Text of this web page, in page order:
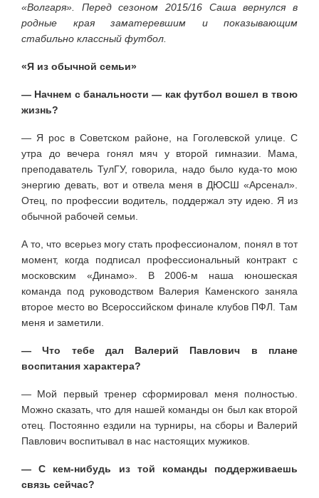
«Волгаря». Перед сезоном 2015/16 Саша вернулся в
родные края заматеревшим и показывающим
стабильно классный футбол.
«Я из обычной семьи»
— Начнем с банальности — как футбол вошел в твою
жизнь?
— Я рос в Советском районе, на Гоголевской улице. С
утра до вечера гонял мяч у второй гимназии. Мама,
преподаватель ТулГУ, говорила, надо было куда-то мою
энергию девать, вот и отвела меня в ДЮСШ «Арсенал».
Отец, по профессии водитель, поддержал эту идею. Я из
обычной рабочей семьи.
А то, что всерьез могу стать профессионалом, понял в тот
момент, когда подписал профессиональный контракт с
московским «Динамо». В 2006-м наша юношеская
команда под руководством Валерия Каменского заняла
второе место во Всероссийском финале клубов ПФЛ. Там
меня и заметили.
— Что тебе дал Валерий Павлович в плане
воспитания характера?
— Мой первый тренер сформировал меня полностью.
Можно сказать, что для нашей команды он был как второй
отец. Постоянно ездили на турниры, на сборы и Валерий
Павлович воспитывал в нас настоящих мужиков.
— С кем-нибудь из той команды поддерживаешь
связь сейчас?